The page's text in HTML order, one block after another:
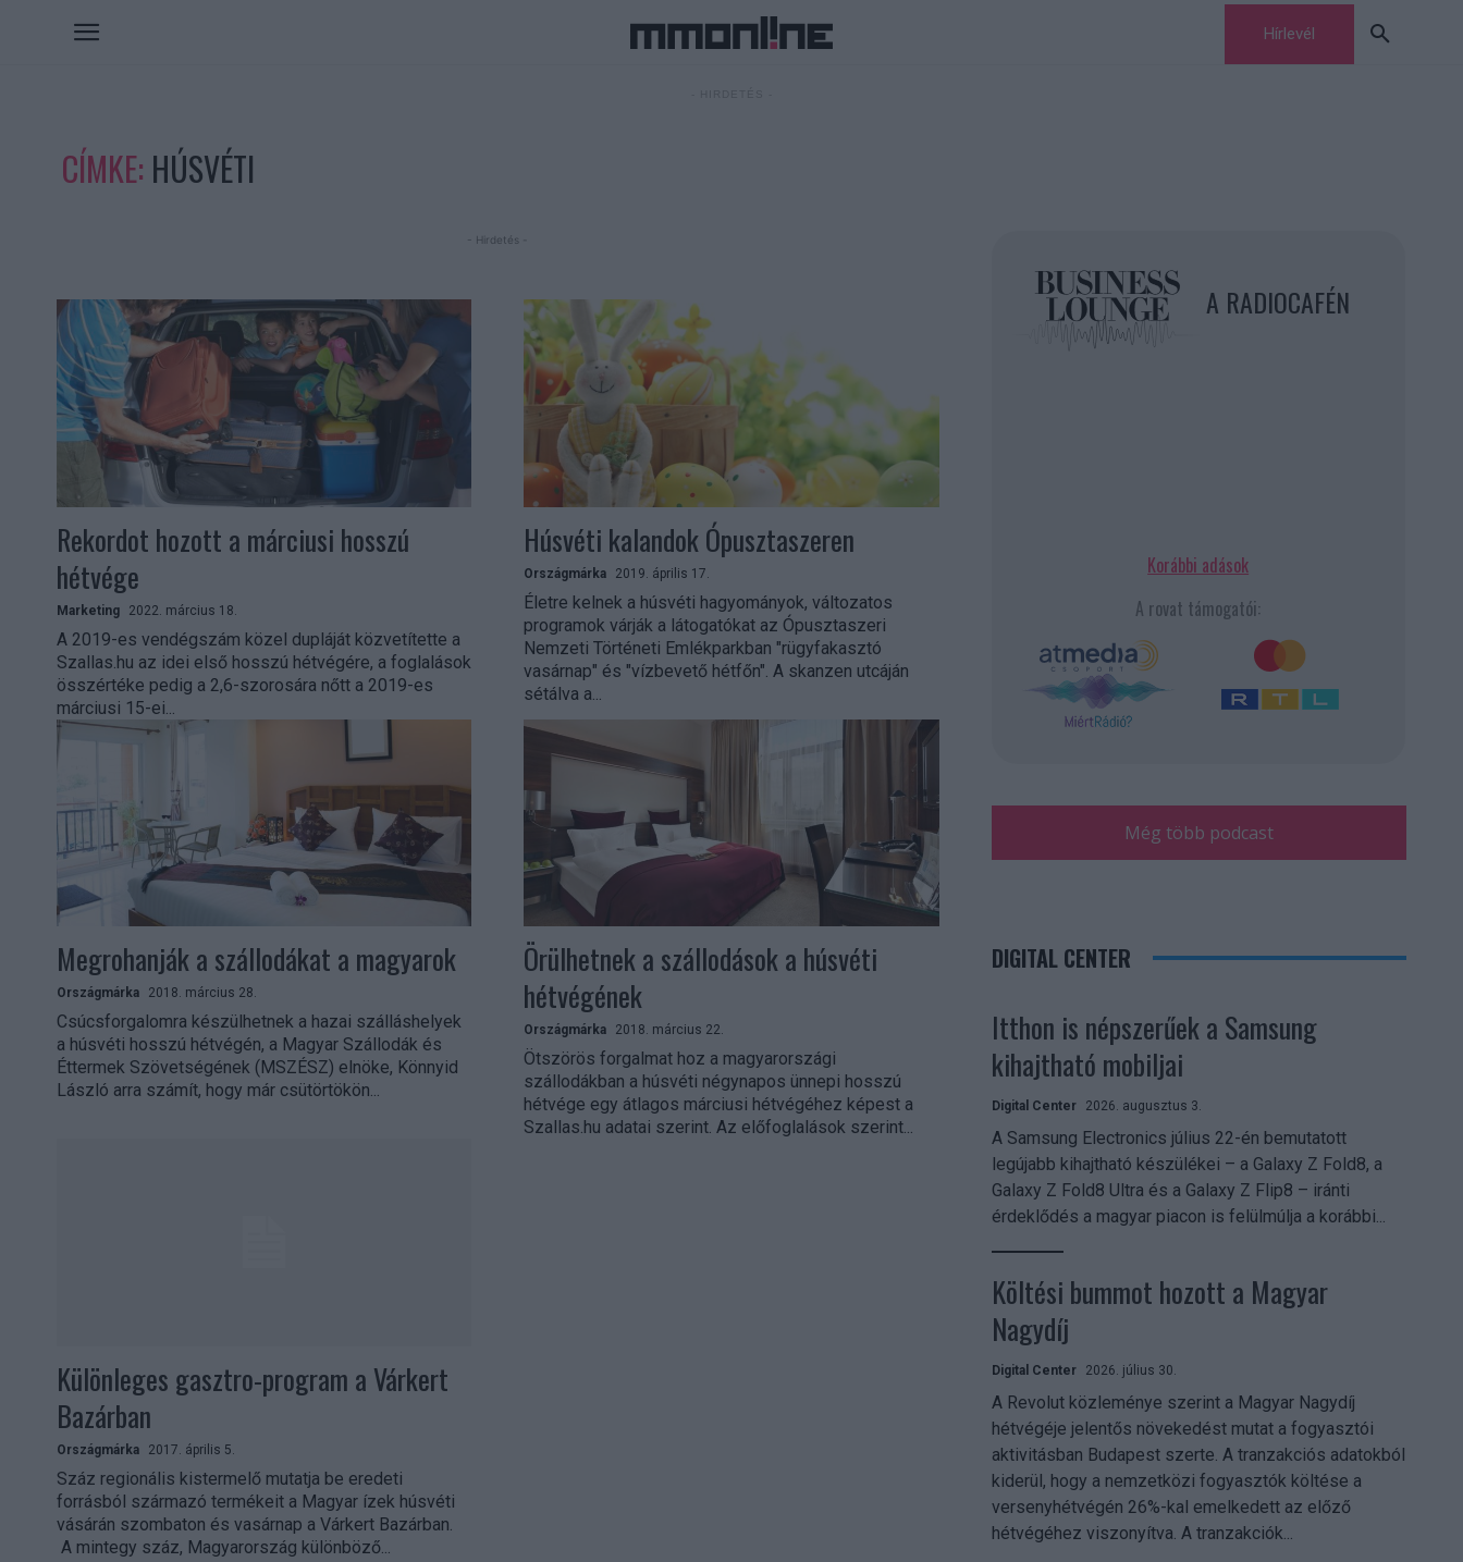
Hírlevél
CÍMKE: HÚSVÉTI
- Hirdetés -
Rekordot hozott a márciusi hosszú
hétvége
Marketing 2022. március 18.
A 2019-es vendégszám közel dupláját közvetítette a
Szallas.hu az idei első hosszú hétvégére, a foglalások
összértéke pedig a 2,6-szorosára nőtt a 2019-es
márciusi 15-ei...
Húsvéti kalandok Ópusztaszeren
Országmárka 2019. április 17.
Életre kelnek a húsvéti hagyományok, változatos
programok várják a látogatókat az Ópusztaszeri
Nemzeti Történeti Emlékparkban "rügyfakasztó
vasárnap" és "vízbevető hétfőn". A skanzen utcáján
sétálva a...
Megrohanják a szállodákat a magyarok
Országmárka 2018. március 28.
Csúcsforgalomra készülhetnek a hazai szálláshelyek
a húsvéti hosszú hétvégén, a Magyar Szállodák és
Éttermek Szövetségének (MSZÉSZ) elnöke, Könnyid
László arra számít, hogy már csütörtökön...
Örülhetnek a szállodások a húsvéti
hétvégének
Országmárka 2018. március 22.
Ötszörös forgalmat hoz a magyarországi
szállodákban a húsvéti négynapos ünnepi hosszú
hétvége egy átlagos márciusi hétvégéhez képest a
Szallas.hu adatai szerint. Az előfoglalások szerint...
Különleges gasztro-program a Várkert
Bazárban
Országmárka 2017. április 5.
Száz regionális kistermelő mutatja be eredeti
forrásból származó termékeit a Magyar ízek húsvéti
vásárán szombaton és vasárnap a Várkert Bazárban.
A mintegy száz, Magyarország különböző...
A RADIOCAFÉN
Korábbi adások
A rovat támogatói:
Még több podcast
DIGITAL CENTER
Itthon is népszerűek a Samsung
kihajtható mobiljai
Digital Center 2026. augusztus 3.
A Samsung Electronics július 22-én bemutatott
legújabb kihajtható készülékei – a Galaxy Z Fold8, a
Galaxy Z Fold8 Ultra és a Galaxy Z Flip8 – iránti
érdeklődés a magyar piacon is felülmúlja a korábbi...
Költési bummot hozott a Magyar
Nagydíj
Digital Center 2026. július 30.
A Revolut közleménye szerint a Magyar Nagydíj
hétvégéje jelentős növekedést mutat a fogyasztói
aktivitásban Budapest szerte. A tranzakciós adatokból
kiderül, hogy a nemzetközi fogyasztók költése a
versenyhétvégén 26%-kal emelkedett az előző
hétvégéhez viszonyítva. A tranzakciók...